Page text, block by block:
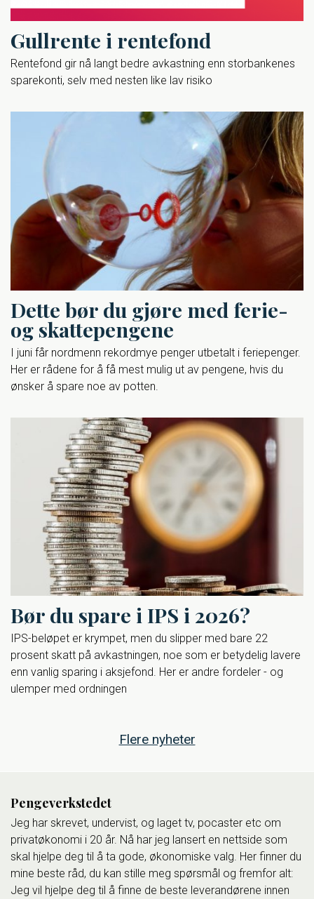
Gullrente i rentefond
Rentefond gir nå langt bedre avkastning enn storbankenes
sparekonti, selv med nesten like lav risiko
Dette bør du gjøre med ferie-
og skattepengene
I juni får nordmenn rekordmye penger utbetalt i feriepenger.
Her er rådene for å få mest mulig ut av pengene, hvis du
ønsker å spare noe av potten.
Bør du spare i IPS i 2026?
IPS-beløpet er krympet, men du slipper med bare 22
prosent skatt på avkastningen, noe som er betydelig lavere
enn vanlig sparing i aksjefond. Her er andre fordeler - og
ulemper med ordningen
Flere nyheter
Pengeverkstedet
Jeg har skrevet, undervist, og laget tv, pocaster etc om
privatøkonomi i 20 år. Nå har jeg lansert en nettside som
skal hjelpe deg til å ta gode, økonomiske valg. Her finner du
mine beste råd, du kan stille meg spørsmål og fremfor alt:
Jeg vil hjelpe deg til å finne de beste leverandørene innen